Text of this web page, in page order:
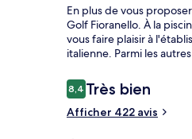
En plus de vous
Golf Fioranello. À la
vous faire plaisir à
italienne. Parmi les
Avis
voyageurs
8,48,4 sur 10
Très bien
Afficher 422 avis